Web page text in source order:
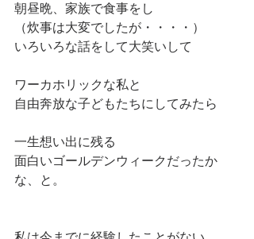
朝昼晩、家族で食事をし
（炊事は大変でしたが・・・・）
いろいろな話をして大笑いして
ワーカホリックな私と
自由奔放な子どもたちにしてみたら
一生想い出に残る
面白いゴールデンウィークだったか
な、と。